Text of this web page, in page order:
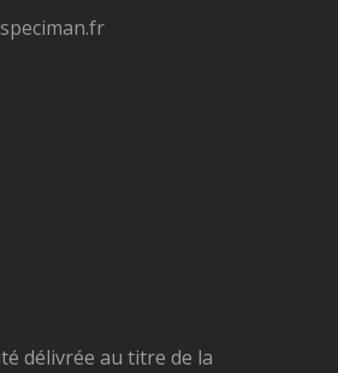
délivrée au titre de la